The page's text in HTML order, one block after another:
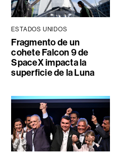
ESTADOS UNIDOS
Fragmento de un
cohete Falcon 9 de
SpaceX impacta la
superficie de la Luna